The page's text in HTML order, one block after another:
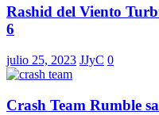
Rashid del Viento
6
julio 25, 2023 JJyC 0
Crash Team Rumble